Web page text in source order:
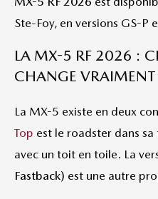
Ste-Foy, en versions GS-P
LA MX-5 RF 2026 :
CHANGE VRAIMENT
La MX-5 existe en deux
Top est le roadster dans
avec un toit en toile. La
Fastback) est une autre